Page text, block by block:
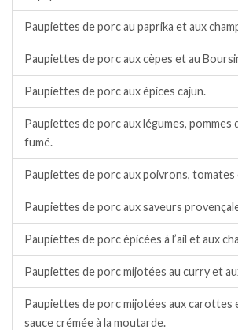
Paupiettes de porc au paprika et aux
Paupiettes de porc aux cèpes et au
Paupiettes de porc aux épices cajun.
Paupiettes de porc aux légumes, pommes
fumé.
Paupiettes de porc aux poivrons, tomates
Paupiettes de porc aux saveurs
Paupiettes de porc épicées à l’ail et aux
Paupiettes de porc mijotées au curry et
Paupiettes de porc mijotées aux carottes
sauce crémée à la moutarde.